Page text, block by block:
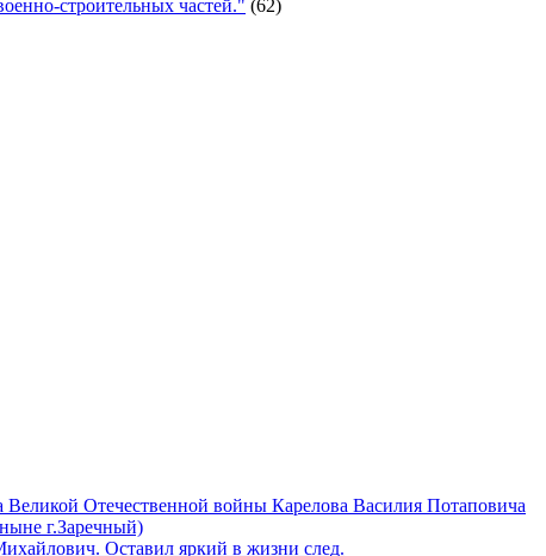
строительных частей." (62)
Великой Отечественной войны Карелова Василия Потаповича
г.Заречный)
Оставил яркий в жизни след.